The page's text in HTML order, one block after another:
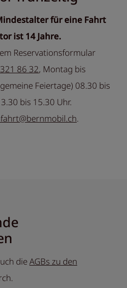
für eine Fahrt
ist 14 Jahre.
Reservationsformular
86 32, Montag bis
Feiertage) 08.30 bis
bis 15.30 Uhr.
.
dieAGBs zu den